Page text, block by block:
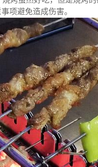
项避免造成伤害。